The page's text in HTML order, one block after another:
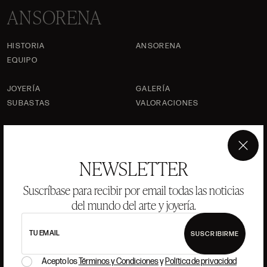
NEWSLETTER
Suscríbase para recibir por email todas las noticias
del mundo del arte y joyería.
TU EMAIL SUSCRIBIRME
Acepto losTérminos y Condicionesy Política de privacidad
×
ANSORENA
HISTORIA
ANSORENA
EQUIPO
JOYERÍA
GALERÍA
SUBASTAS
VALORACIONES
DÓNDE ESTAMOS
10H-14H Y 16:30H-20H
(+34) 915 328 515